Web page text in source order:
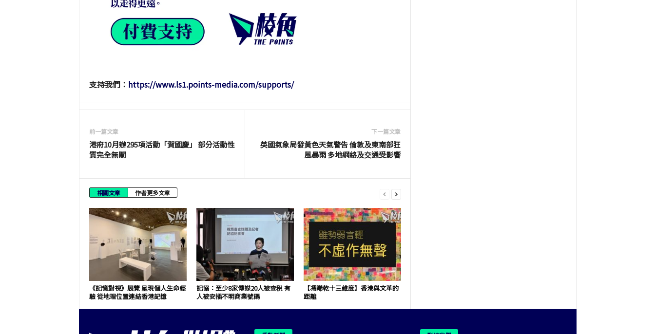
支持我們： https://www.ls1.points-media.com/supports/
前一篇文章
港府10月辦295項活動「賀國慶」 部分活動性
質完全無關
下一篇文章
英國氣象局發黃色天氣警告 倫敦及東南部狂
風暴雨 多地網絡及交通受影響
相關文章 作者更多文章
《記憶對視》展覽 呈現個人生命經
驗 從地理位置連結香港記憶
記協：至少8家傳媒20人被查稅 有
人被安插不明商業號碼
【馮睎乾十三維度】香港與文革的
距離